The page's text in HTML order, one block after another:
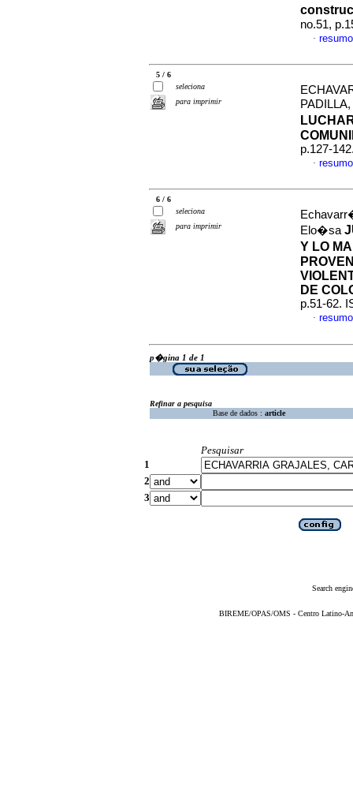
no.51,
·
5 / 6
seleciona
para imprimir
p.127-
·
6 / 6
seleciona
para imprimir
Elo�sa
Y LO
DE
p.51-62.
·
p�gina 1 de 1
Refinar a pesquisa
Base de dados : article
Pesquisar
1
2
3
Search
BIREME/OPAS/OMS - Centro Latino-